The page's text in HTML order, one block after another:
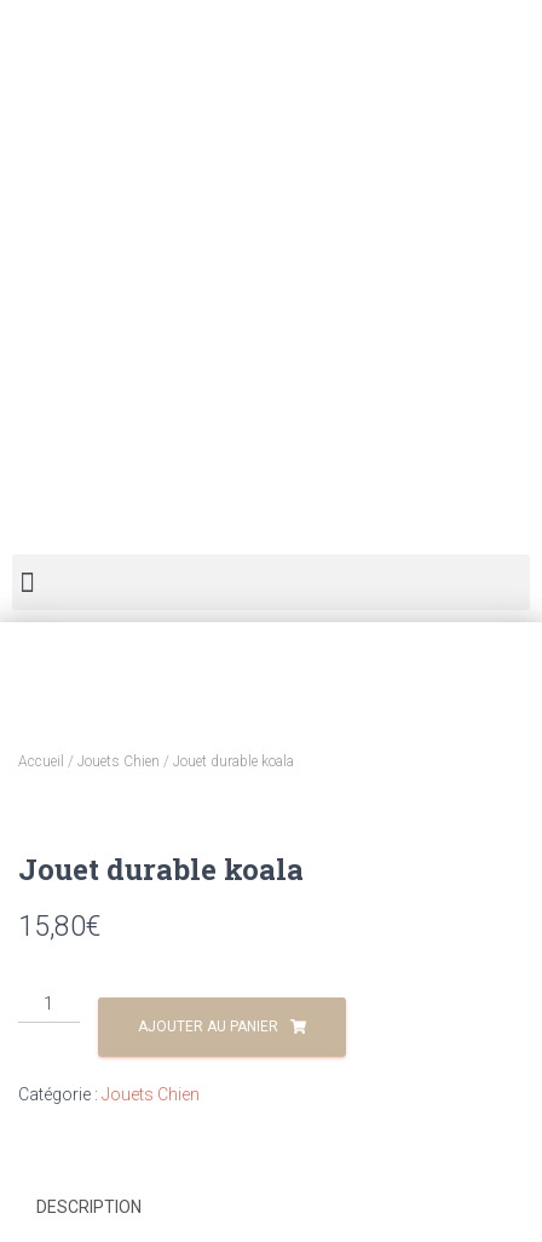
Accueil / Jouets Chien / Jouet durable koala
Jouet durable koala
15,80€
AJOUTER AU PANIER
Catégorie : Jouets Chien
DESCRIPTION